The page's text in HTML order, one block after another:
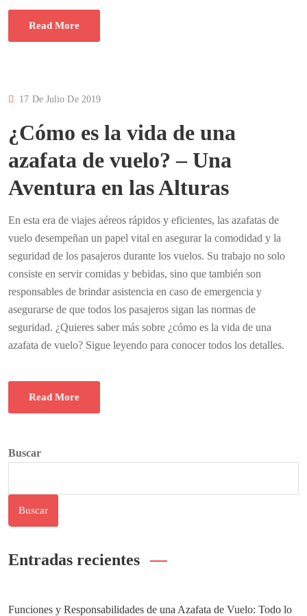
Read More
17 De Julio De 2019
¿Cómo es la vida de una
azafata de vuelo? – Una
Aventura en las Alturas
En esta era de viajes aéreos rápidos y eficientes, las azafatas de
vuelo desempeñan un papel vital en asegurar la comodidad y la
seguridad de los pasajeros durante los vuelos. Su trabajo no solo
consiste en servir comidas y bebidas, sino que también son
responsables de brindar asistencia en caso de emergencia y
asegurarse de que todos los pasajeros sigan las normas de
seguridad. ¿Quieres saber más sobre ¿cómo es la vida de una
azafata de vuelo? Sigue leyendo para conocer todos los detalles.
Read More
Buscar
Buscar
Entradas recientes
Funciones y Responsabilidades de una Azafata de Vuelo: Todo lo